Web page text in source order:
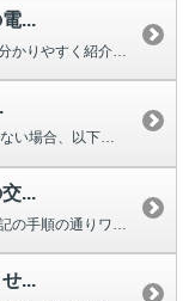
...
キーレスオペレーションキーの電池交換方法を分かりやすく紹介する動画をご用意...
セレクターレバーが[P]（パーキング）から動かない場合、以下を確認してくだ...
...
ウィンドウの拭き取り具合が悪くなった時は下記の手順の通りワイパーの交換をし...
...